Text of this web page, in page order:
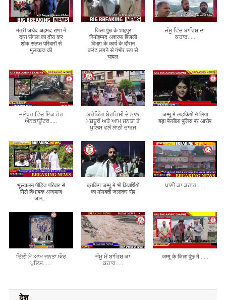
मंत्री जावेद अहमद राणा ने
दारा संगला का दौरा कर
शोक संतप्त परिवारों से
मुलाकात की
जिला पुंछ के शाहपुर
निमोहम्मद अशरफ बिजली
विभाग के कार्य के दौरान
करंट लगने से गंभीर रूप से
घायल
ਜੰਮੂ ਵਿੱਚ ਬਾਰਿਸ਼ ਦਾ
ਕਹਾਰ.....
ਜਲੰਧਰ ਵਿੱਚ ਇੱਕ ਹੋਰ
ਐਨਕਾਊਂਟਰ.....
ਬ੍ਰੈਕਿੰਗ ਬੇਰਹਿਮੀ ਦੇ ਨਾਲ
ਮਜ਼ਦੂਰੋਂ ਅਤੇ ਆਮ ਜਨਤਾ ਤੇ
ਪੁਲਿਸ ਵਲੋਂ ਲਾਠੀ ਚਾਰਜ
जम्मू मे लड़कियों ने लिया
बड़ा फैसीला पुलिस पर आरोप
भूस्खलन पीड़ित परिवार से
मिले विधायक अजयाज़
जान,...
ब्राकिंग जम्मू मे भी विद्यार्थियों
का मोमबती जलाकर रोष
ਪਾਣੀ ਕਾ ਕਹਾਰ......
ਦਿੱਲੀ ਮੇ ਆਮ ਜਨਤਾ ਔਰ
ਪੁਲਿਸ......
ਜੰਮੂ ਮੇਂ ਬਾਰਿਸ਼ ਕਾ
ਕਹਾਰ.....
जम्मू के जिला पुंछ में......
देश